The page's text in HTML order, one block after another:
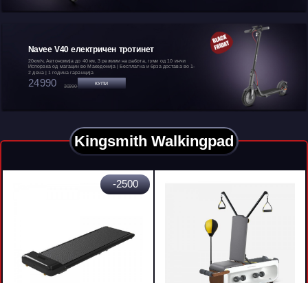
Navee V40 електричен тротинет
20км/ч, Автономија до 40 км, 3 режими на работа, гуми од 10 инчи
Испорака од магацин во Македонија | Бесплатна и брза достава во 1-
2 дена | 1 годинa гаранција
24990 30990
КУПИ
Kingsmith Walkingpad
-2500